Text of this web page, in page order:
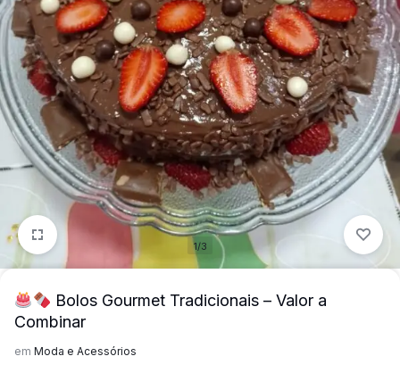
mais
precisa!
1/3
Bolos Gourmet Tradicionais – Valor a
Combinar
em Moda e Acessórios